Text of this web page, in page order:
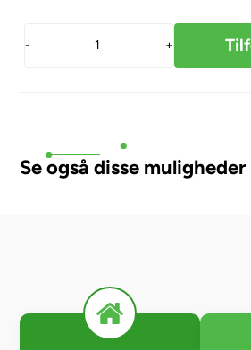
- +
Se også disse muligheder